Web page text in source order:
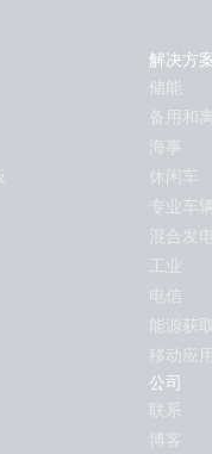
解决方
储能
备用和
海事
休闲车
专业车辆
混合发
工业
电信
能源获取
移动应用
公司
联系
博客